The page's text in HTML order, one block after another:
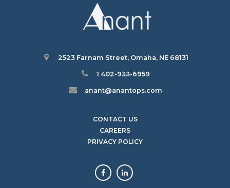
2523 Farnam Street, Omaha, NE 68131
1 402-933-6959
anant@anantops.com
CONTACT US
CAREERS
PRIVACY POLICY